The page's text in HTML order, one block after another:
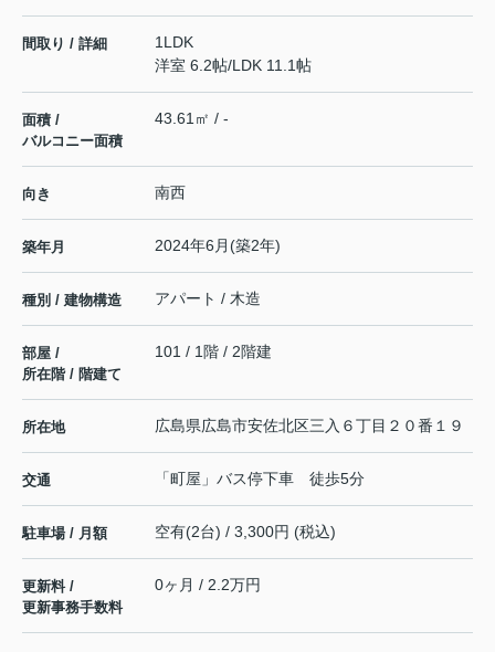
間取り / 詳細
1LDK
洋室 6.2帖/LDK 11.1帖
面積 /
バルコニー面積
43.61㎡ / -
向き 南西
築年月 2024年6月(築2年)
種別 / 建物構造 アパート / 木造
部屋 /
所在階 / 階建て
101 / 1階 / 2階建
所在地 広島県広島市安佐北区三入 ６丁目２０番１９
交通 「町屋」バス停下車 徒歩5分
駐車場 / 月額 空有(2台) / 3,300円 (税込)
更新料 /
更新事務手数料
0ヶ月 / 2.2万円